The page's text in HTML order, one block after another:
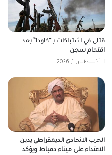
قتلى في اشتباكات بـ“كاودا” بعد
اقتحام سجن
أغسطس 1, 2026
الحزب الاتحادي الديمقراطي يدين
الاعتداء على ميناء دمياط ويؤكد